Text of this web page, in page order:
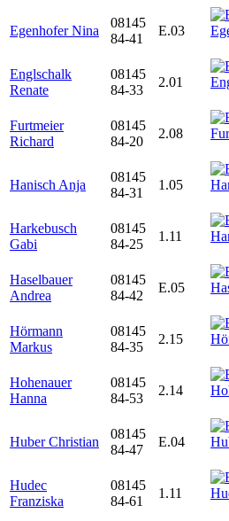
Egenhofer Nina
08145
84-41
E.03
Englschalk
Renate
08145
84-33
2.01
Furtmeier
Richard
08145
84-20
2.08
Hanisch Anja
08145
84-31
1.05
Harkebusch
Gabi
08145
84-25
1.11
Haselbauer
Andrea
08145
84-42
E.05
Hörmann
Markus
08145
84-35
2.15
Hohenauer
Hanna
08145
84-53
2.14
Huber Christian
08145
84-47
E.04
Hudec
Franziska
08145
84-61
1.11